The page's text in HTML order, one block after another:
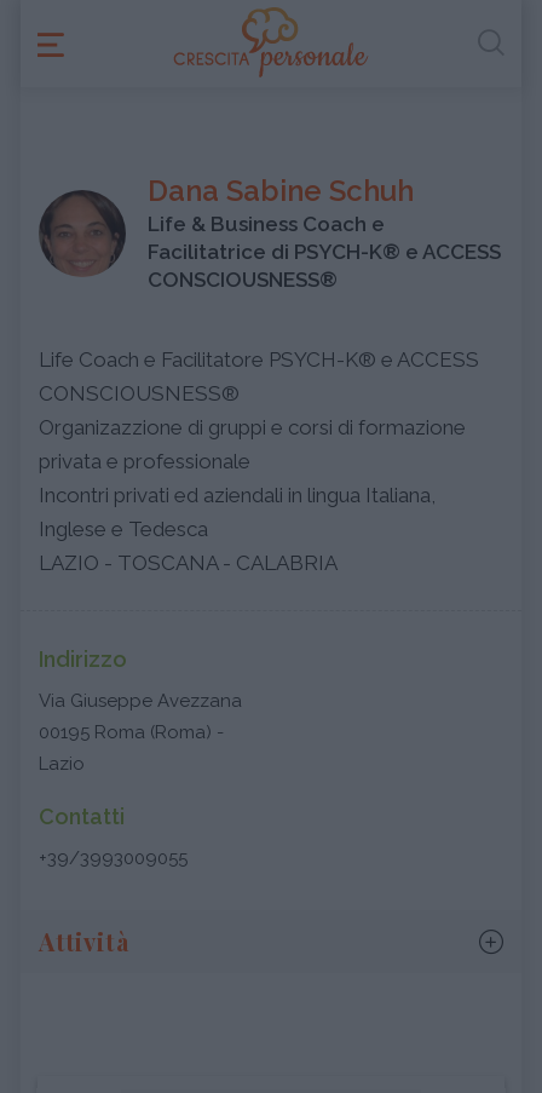
Dana Sabine Schuh
Life & Business Coach e
Facilitatrice di PSYCH-K® e ACCESS
CONSCIOUSNESS®
Life Coach e Facilitatore PSYCH-K® e ACCESS
CONSCIOUSNESS®
Organizazzione di gruppi e corsi di formazione
privata e professionale
Incontri privati ed aziendali in lingua Italiana,
Inglese e Tedesca
LAZIO - TOSCANA - CALABRIA
Indirizzo
Via Giuseppe Avezzana
00195 Roma (Roma) -
Lazio
Contatti
+39/3993009055
Attività